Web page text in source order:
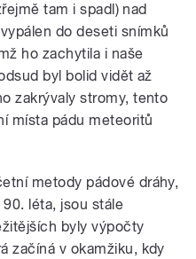
tam i spadl) nad
do deseti snímků
ho zachytila i naše
byl bolid vidět až
zakrývaly stromy, tento
místa pádu meteoritů
metody pádové dráhy,
léta, jsou stále
byly výpočty
začíná v okamžiku, kdy